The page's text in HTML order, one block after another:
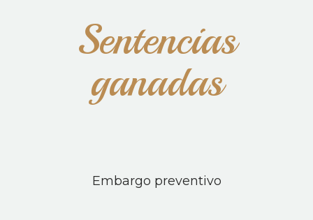
Sentencias
ganadas
Embargo preventivo